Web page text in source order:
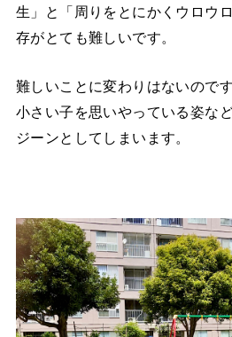
生」と「周りをとにかくウロウ
存がとても難しいです。
難しいことに変わりはないので
小さい子を思いやっている姿な
ジーンとしてしまいます。